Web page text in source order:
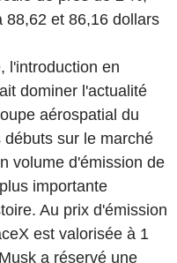
88,62 et 86,16 dollars
l'introduction en
dominer l'actualité
aérospatial du
sur le marché
volume d'émission de
importante
Au prix d'émission
est valorisée à 1
a réservé une